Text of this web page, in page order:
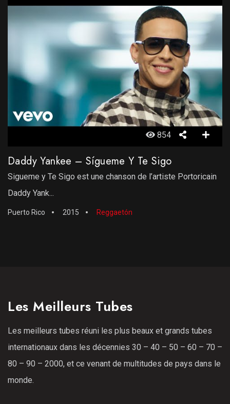
854
Daddy Yankee – Sígueme Y Te Sigo
Sigueme y Te Sigo est une chanson de l’artiste Portoricain
Daddy Yank...
Puerto Rico 2015 Reggaetón
Les Meilleurs Tubes
Les meilleurs tubes réuni les plus beaux et grands tubes
internationaux dans les décennies 30 – 40 – 50 – 60 – 70 –
80 – 90 – 2000, et ce venant de multitudes de pays dans le
monde.